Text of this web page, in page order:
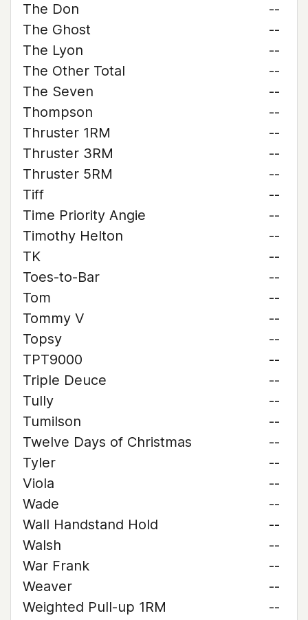
The Don
--
The Ghost
--
The Lyon
--
The Other Total
--
The Seven
--
Thompson
--
Thruster 1RM
--
Thruster 3RM
--
Thruster 5RM
--
Tiff
--
Time Priority Angie
--
Timothy Helton
--
TK
--
Toes-to-Bar
--
Tom
--
Tommy V
--
Topsy
--
TPT9000
--
Triple Deuce
--
Tully
--
Tumilson
--
Twelve Days of Christmas
--
Tyler
--
Viola
--
Wade
--
Wall Handstand Hold
--
Walsh
--
War Frank
--
Weaver
--
Weighted Pull-up 1RM
--